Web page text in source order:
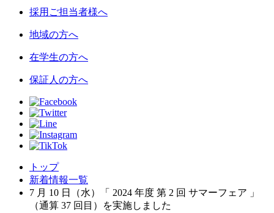
採用ご担当者様へ
地域の方へ
在学生の方へ
保証人の方へ
トップ
新着情報一覧
7 月 10 日（水）「 2024 年度 第 2 回 サマーフェア 」
（通算 37 回目）を実施しました